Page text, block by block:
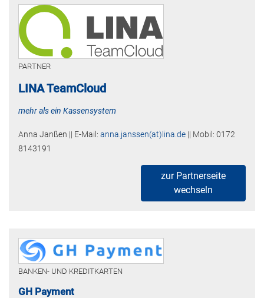
PARTNER
LINA TeamCloud
mehr als ein Kassensystem
Anna Janßen || E-Mail: anna.janssen(at)lina.de || Mobil: 0172
8143191
zur Partnerseite
wechseln
BANKEN- UND KREDITKARTEN
GH Payment